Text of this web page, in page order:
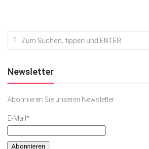
SACHSEN IN PARIS
Newsletter
Abonnieren Sie unseren Newsletter
E-Mail*